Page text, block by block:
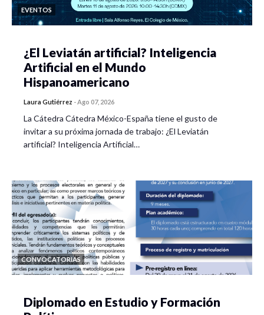
EVENTOS
¿El Leviatán artificial? Inteligencia
Artificial en el Mundo
Hispanoamericano
Laura Gutiérrez -Ago 07, 2026
La Cátedra Cátedra México-España tiene el gusto de
invitar a su próxima jornada de trabajo: ¿El Leviatán
artificial? Inteligencia Artificial…
CONVOCATORIAS
Diplomado en Estudio y Formación